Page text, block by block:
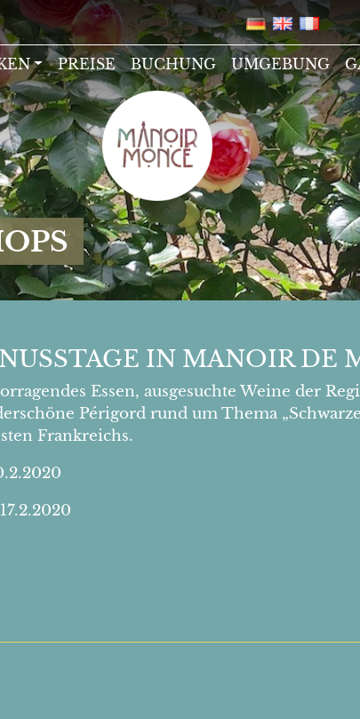
PREISE BUCHUNG UMGEBUNG
IN MANOIR DE
Essen, ausgesuchte Weine der
Périgord rund um Thema
Frankreichs.